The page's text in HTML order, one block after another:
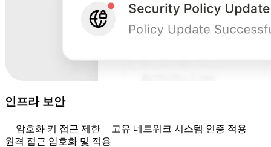
인프라 보안
암호화 키 접근 제한
고유 네트워크 시스템 인증 적용
원격 접근 암호화 및 적용